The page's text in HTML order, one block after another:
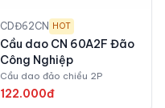
CDĐ62CN HOT
Cầu dao CN 60A2F Đão
Công Nghiệp
Cầu dao đảo chiều 2P
122.000đ